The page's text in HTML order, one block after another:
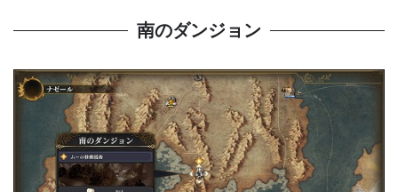
南のダンジョン